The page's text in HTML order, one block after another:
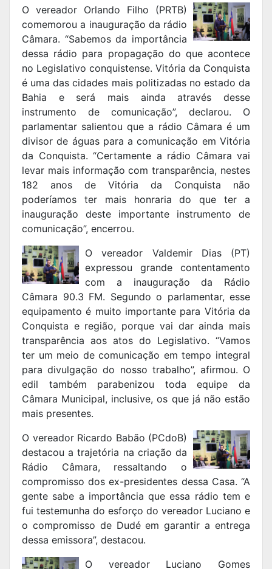
O vereador Orlando Filho (PRTB)
comemorou a inauguração da rádio
Câmara. “Sabemos da importância
dessa rádio para propagação do que acontece
no Legislativo conquistense. Vitória da Conquista
é uma das cidades mais politizadas no estado da
Bahia e será mais ainda através desse
instrumento de comunicação”, declarou. O
parlamentar salientou que a rádio Câmara é um
divisor de águas para a comunicação em Vitória
da Conquista. “Certamente a rádio Câmara vai
levar mais informação com transparência, nestes
182 anos de Vitória da Conquista não
poderíamos ter mais honraria do que ter a
inauguração deste importante instrumento de
comunicação”, encerrou.
O vereador Valdemir Dias (PT)
expressou grande contentamento
com a inauguração da Rádio
Câmara 90.3 FM. Segundo o parlamentar, esse
equipamento é muito importante para Vitória da
Conquista e região, porque vai dar ainda mais
transparência aos atos do Legislativo. “Vamos
ter um meio de comunicação em tempo integral
para divulgação do nosso trabalho”, afirmou. O
edil também parabenizou toda equipe da
Câmara Municipal, inclusive, os que já não estão
mais presentes.
O vereador Ricardo Babão (PCdoB)
destacou a trajetória na criação da
Rádio Câmara, ressaltando o
compromisso dos ex-presidentes dessa Casa. “A
gente sabe a importância que essa rádio tem e
fui testemunha do esforço do vereador Luciano e
o compromisso de Dudé em garantir a entrega
dessa emissora”, destacou.
O vereador Luciano Gomes